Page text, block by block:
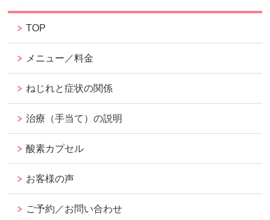
TOP
メニュー／料金
ねじれと症状の関係
治療（手当て）の説明
酸素カプセル
お客様の声
ご予約／お問い合わせ